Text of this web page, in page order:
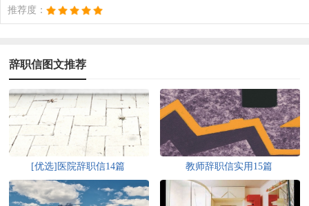
推荐度：
辞职信图文推荐
[优选]医院辞职信14篇 教师辞职信实用15篇